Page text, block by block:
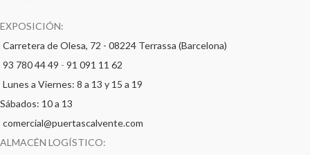
EXPOSICIÓN:
Carretera de Olesa, 72 - 08224 Terrassa (Barcelona)
93 780 44 49 - 91 091 11 62
Lunes a Viernes: 8 a 13 y 15 a 19
Sábados: 10 a 13
comercial@puertascalvente.com
ALMACÉN LOGÍSTICO: